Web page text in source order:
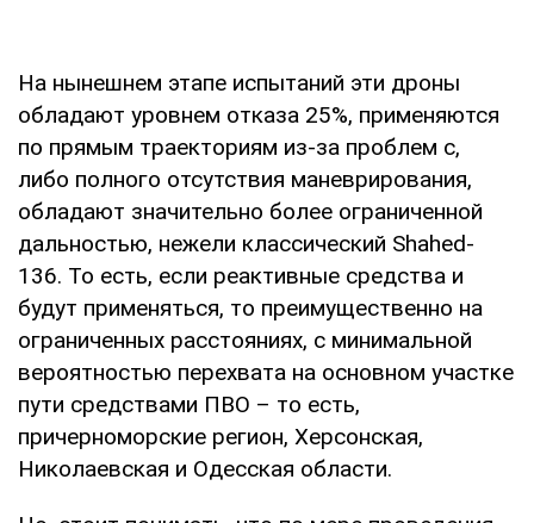
На нынешнем этапе испытаний эти дроны
обладают уровнем отказа 25%, применяются
по прямым траекториям из-за проблем с,
либо полного отсутствия маневрирования,
обладают значительно более ограниченной
дальностью, нежели классический Shahed-
136. То есть, если реактивные средства и
будут применяться, то преимущественно на
ограниченных расстояниях, с минимальной
вероятностью перехвата на основном участке
пути средствами ПВО – то есть,
причерноморские регион, Херсонская,
Николаевская и Одесская области.